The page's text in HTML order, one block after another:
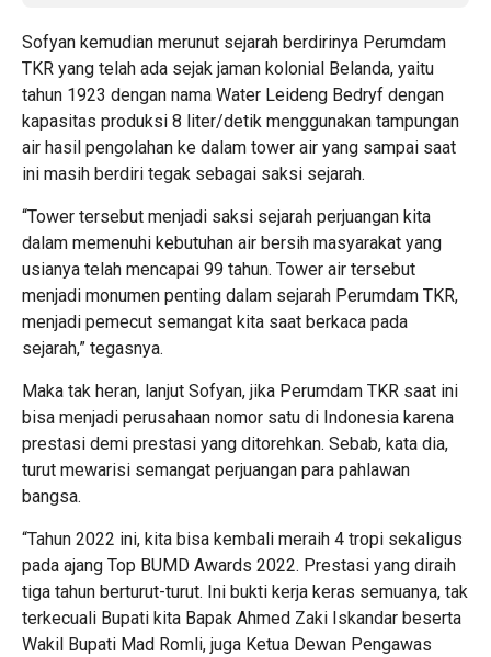
Sofyan kemudian merunut sejarah berdirinya Perumdam
TKR yang telah ada sejak jaman kolonial Belanda, yaitu
tahun 1923 dengan nama Water Leideng Bedryf dengan
kapasitas produksi 8 liter/detik menggunakan tampungan
air hasil pengolahan ke dalam tower air yang sampai saat
ini masih berdiri tegak sebagai saksi sejarah.
“Tower tersebut menjadi saksi sejarah perjuangan kita
dalam memenuhi kebutuhan air bersih masyarakat yang
usianya telah mencapai 99 tahun. Tower air tersebut
menjadi monumen penting dalam sejarah Perumdam TKR,
menjadi pemecut semangat kita saat berkaca pada
sejarah,” tegasnya.
Maka tak heran, lanjut Sofyan, jika Perumdam TKR saat ini
bisa menjadi perusahaan nomor satu di Indonesia karena
prestasi demi prestasi yang ditorehkan. Sebab, kata dia,
turut mewarisi semangat perjuangan para pahlawan
bangsa.
“Tahun 2022 ini, kita bisa kembali meraih 4 tropi sekaligus
pada ajang Top BUMD Awards 2022. Prestasi yang diraih
tiga tahun berturut-turut. Ini bukti kerja keras semuanya, tak
terkecuali Bupati kita Bapak Ahmed Zaki Iskandar beserta
Wakil Bupati Mad Romli, juga Ketua Dewan Pengawas